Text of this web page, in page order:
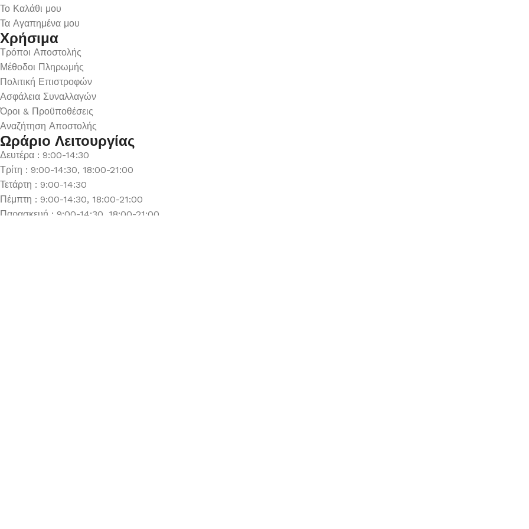
Το Καλάθι μου
Τα Αγαπημένα μου
Χρήσιμα
Τρόποι Αποστολής
Μέθοδοι Πληρωμής
Πολιτική Επιστροφών
Ασφάλεια Συναλλαγών
Όροι & Προϋποθέσεις
Αναζήτηση Αποστολής
Ωράριο Λειτουργίας
Δευτέρα : 9:00-14:30
Τρίτη : 9:00-14:30, 18:00-21:00
Τετάρτη : 9:00-14:30
Πέμπτη : 9:00-14:30, 18:00-21:00
Παρασκευή : 9:00-14:30, 18:00-21:00